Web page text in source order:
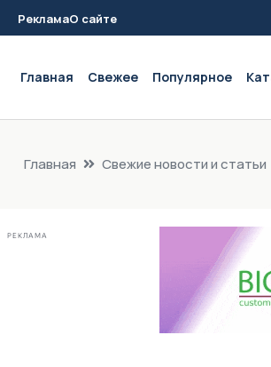
РекламаО сайте
Главная Свежее Популярное
Главная Свежие новости и статьи
РЕКЛАМА